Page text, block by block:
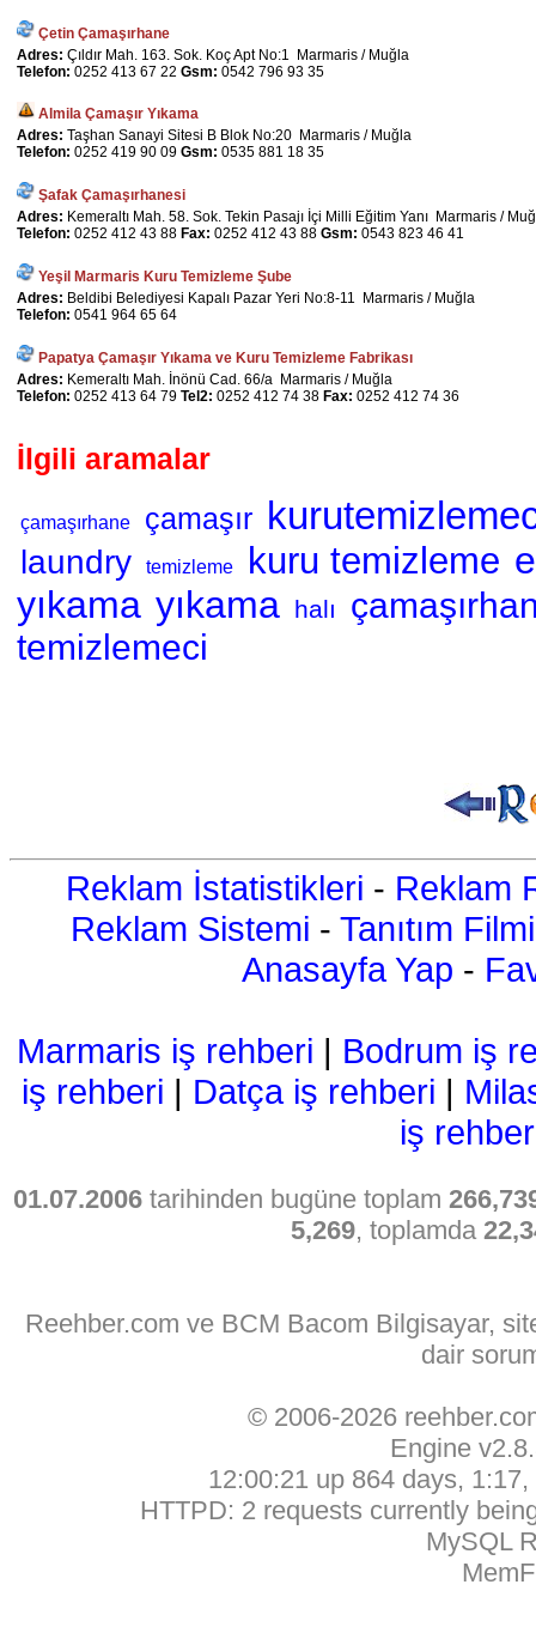
Çetin Çamaşırhane
Adres: Çıldır Mah. 163. Sok. Koç Apt No:1 Marmaris / Muğla
Telefon: 0252 413 67 22 Gsm: 0542 796 93 35
Almila Çamaşır Yıkama
Adres: Taşhan Sanayi Sitesi B Blok No:20 Marmaris / Muğla
Telefon: 0252 419 90 09 Gsm: 0535 881 18 35
Şafak Çamaşırhanesi
Adres: Kemeraltı Mah. 58. Sok. Tekin Pasajı İçi Milli Eğitim Yanı Marmaris /
Telefon: 0252 412 43 88 Fax: 0252 412 43 88 Gsm: 0543 823 46 41
Yeşil Marmaris Kuru Temizleme Şube
Adres: Beldibi Belediyesi Kapalı Pazar Yeri No:8-11 Marmaris / Muğla
Telefon: 0541 964 65 64
Papatya Çamaşır Yıkama ve Kuru Temizleme Fabrikası
Adres: Kemeraltı Mah. İnönü Cad. 66/a Marmaris / Muğla
Telefon: 0252 413 64 79 Tel2: 0252 412 74 38 Fax: 0252 412 74 36
İlgili aramalar
çamaşırhane çamaşır
laundry temizleme kuru temizleme
yıkama yıkama halı
temizlemeci
Reklam İstatistikleri - Reklam
Reklam Sistemi - Tanıtım Filmi
Anasayfa Yap -
Marmaris iş rehberi | Bodrum iş
iş rehberi | Datça iş rehberi |
iş
01.07.2006 tarihinden bugüne toplam
5,269, toplamda
Reehber.com ve BCM Bacom Bilgisayar,
dair
© 2006-2026
Engine
12:00:21 up 864 days,
HTTPD: 2 requests currently
MySQL